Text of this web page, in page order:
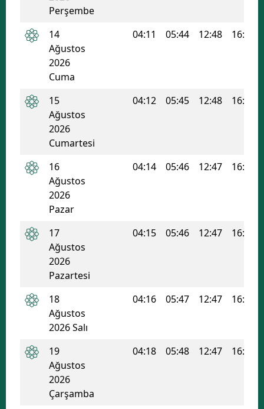
Manisa
Muğla
Rize
Perşembe
14
Ağustos
2026
Cuma
04:11 05:44 12:48 16:35
15
Ağustos
2026
Cumartesi
04:12 05:45 12:48 16:34
16
Ağustos
2026
Pazar
04:14 05:46 12:47 16:34
17
Ağustos
2026
Pazartesi
04:15 05:46 12:47 16:33
18
Ağustos
2026 Salı
04:16 05:47 12:47 16:33
19
Ağustos
2026
Çarşamba
04:18 05:48 12:47 16:32